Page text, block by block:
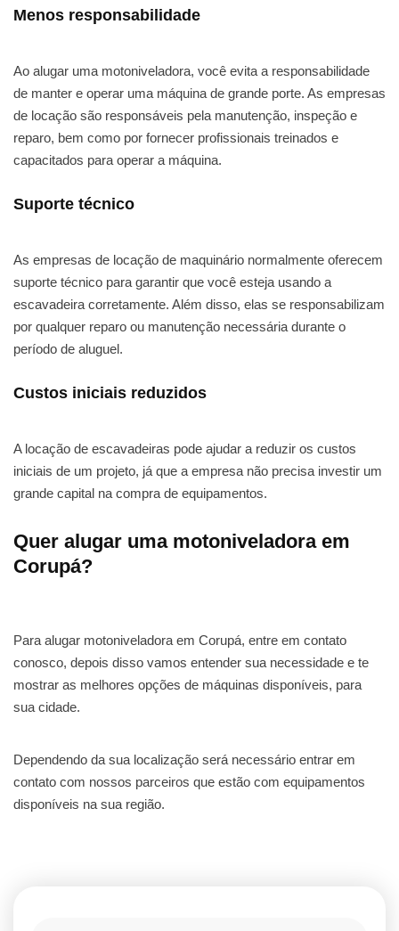
Menos responsabilidade
Ao alugar uma motoniveladora, você evita a responsabilidade
de manter e operar uma máquina de grande porte. As empresas
de locação são responsáveis pela manutenção, inspeção e
reparo, bem como por fornecer profissionais treinados e
capacitados para operar a máquina.
Suporte técnico
As empresas de locação de maquinário normalmente oferecem
suporte técnico para garantir que você esteja usando a
escavadeira corretamente. Além disso, elas se responsabilizam
por qualquer reparo ou manutenção necessária durante o
período de aluguel.
Custos iniciais reduzidos
A locação de escavadeiras pode ajudar a reduzir os custos
iniciais de um projeto, já que a empresa não precisa investir um
grande capital na compra de equipamentos.
Quer alugar uma motoniveladora em
Corupá?
Para alugar motoniveladora em Corupá, entre em contato
conosco, depois disso vamos entender sua necessidade e te
mostrar as melhores opções de máquinas disponíveis, para
sua cidade.
Dependendo da sua localização será necessário entrar em
contato com nossos parceiros que estão com equipamentos
disponíveis na sua região.